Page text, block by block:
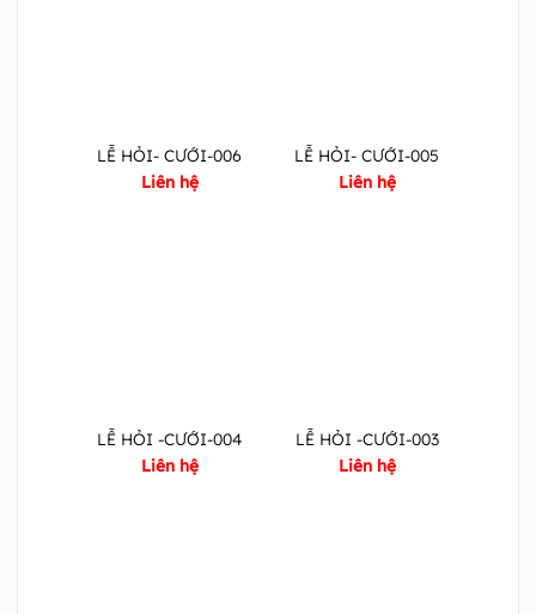
LỄ HỎI- CƯỚI-006
Liên hệ
LỄ HỎI- CƯỚI-005
Liên hệ
LỄ HỎI -CƯỚI-004
Liên hệ
LỄ HỎI -CƯỚI-003
Liên hệ